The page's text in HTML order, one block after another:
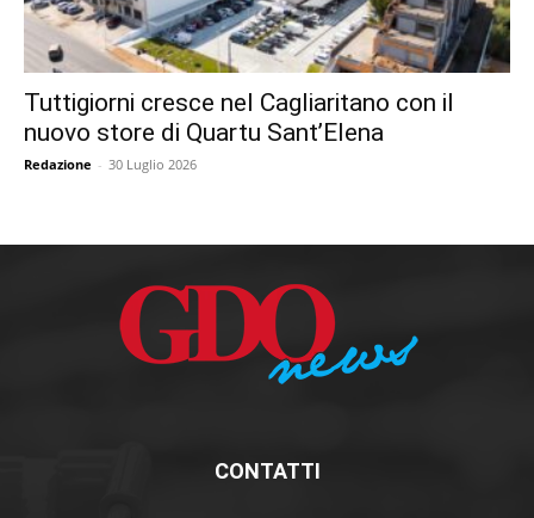
Tuttigiorni cresce nel Cagliaritano con il
nuovo store di Quartu Sant’Elena
Redazione - 30 Luglio 2026
CONTATTI